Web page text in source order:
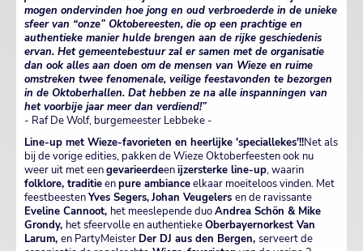
mogen ondervinden hoe jong en oud verbroederde in de unieke
sfeer van “onze” Oktobereesten, die op een prachtige en
authentieke manier hulde brengen aan de rijke geschiedenis
ervan. Het gemeentebestuur zal er samen met de organisatie
dan ook alles aan doen om de mensen van Wieze en ruime
omstreken twee fenomenale, veilige feestavonden te bezorgen
in de Oktoberhallen. Dat hebben ze na alle inspanningen van
het voorbije jaar meer dan verdiend!”
- Raf De Wolf, burgemeester Lebbeke -
Line-up met Wieze-favorieten en heerlijke 'speciallekes'!!Net als
bij de vorige edities, pakken de Wieze Oktoberfeesten ook nu
weer uit met eengevarieerdeenijzersterke line-up, waarin
folklore, traditieenpure ambianceelkaar moeiteloos vinden. Met
feestbeestenYves Segers,Johan Veugelers en de ravissante
Eveline Cannoot, het meeslepende duoAndrea Schön & Mike
Grondy, het sfeervolle en authentiekeOberbayernorkest Van
Larum, en PartyMeister Der DJ aus den Bergen, serveert de